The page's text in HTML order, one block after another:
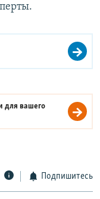
для вашего
Подпишитесь